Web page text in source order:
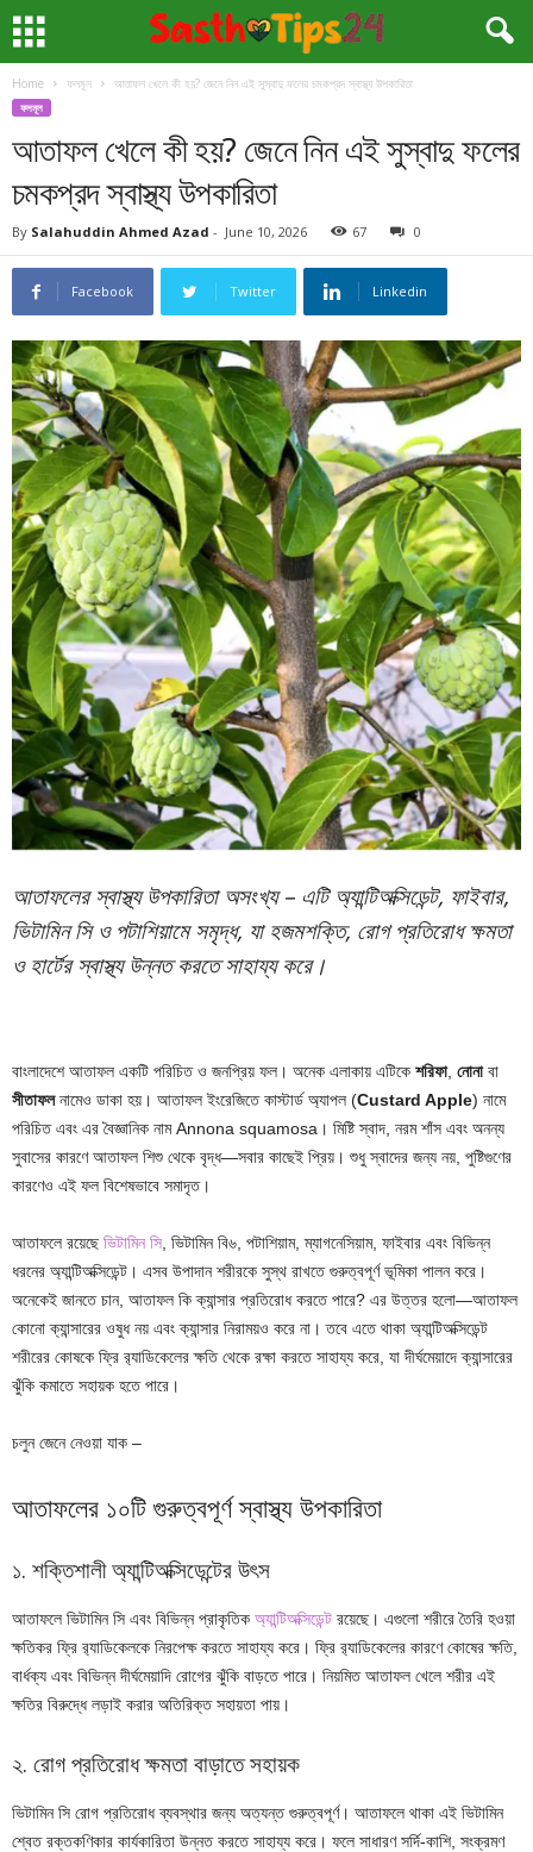
Home ফলমূল আতাফল খেলে কী হয়? জেনে নিন এই সুস্বাদু ফলের চমকপ্রদ স্বাস্থ্য উপকারিতা
ফলমূল
আতাফল খেলে কী হয়? জেনে নিন এই সুস্বাদু ফলের
চমকপ্রদ স্বাস্থ্য উপকারিতা
By Salahuddin Ahmed Azad - June 10, 2026 67 0
Facebook Twitter Linkedin
আতাফলের স্বাস্থ্য উপকারিতা অসংখ্য – এটি অ্যান্টিঅক্সিডেন্ট, ফাইবার,
ভিটামিন সি ও পটাশিয়ামে সমৃদ্ধ, যা হজমশক্তি, রোগ প্রতিরোধ ক্ষমতা
ও হার্টের স্বাস্থ্য উন্নত করতে সাহায্য করে।
বাংলাদেশে আতাফল একটি পরিচিত ও জনপ্রিয় ফল। অনেক এলাকায় এটিকে শরিফা, নোনাবা
সীতাফলনামেও ডাকা হয়। আতাফল ইংরেজিতে কাস্টার্ড অ্যাপল (Custard Apple) নামে
পরিচিত এবং এর বৈজ্ঞানিক নাম Annona squamosa। মিষ্টি স্বাদ, নরম শাঁস এবং অনন্য
সুবাসের কারণে আতাফল শিশু থেকে বৃদ্ধ—সবার কাছেই প্রিয়। শুধু স্বাদের জন্য নয়, পুষ্টিগুণের
কারণেও এই ফল বিশেষভাবে সমাদৃত।
আতাফলে রয়েছে ভিটামিন সি , ভিটামিন বি৬, পটাশিয়াম, ম্যাগনেসিয়াম, ফাইবার এবং বিভিন্ন
ধরনের অ্যান্টিঅক্সিডেন্ট। এসব উপাদান শরীরকে সুস্থ রাখতে গুরুত্বপূর্ণ ভূমিকা পালন করে।
অনেকেই জানতে চান, আতাফল কি ক্যান্সার প্রতিরোধ করতে পারে? এর উত্তর হলো—আতাফল
কোনো ক্যান্সারের ওষুধ নয় এবং ক্যান্সার নিরাময়ও করে না। তবে এতে থাকা অ্যান্টিঅক্সিডেন্ট
শরীরের কোষকে ফ্রি র‌্যাডিকেলের ক্ষতি থেকে রক্ষা করতে সাহায্য করে, যা দীর্ঘমেয়াদে ক্যান্সারের
ঝুঁকি কমাতে সহায়ক হতে পারে।
চলুন জেনে নেওয়া যাক –
আতাফলের ১০টি গুরুত্বপূর্ণ স্বাস্থ্য উপকারিতা
১. শক্তিশালী অ্যান্টিঅক্সিডেন্টের উৎস
আতাফলে ভিটামিন সি এবং বিভিন্ন প্রাকৃতিক অ্যান্টিঅক্সিডেন্ট রয়েছে। এগুলো শরীরে তৈরি হওয়া
ক্ষতিকর ফ্রি র‌্যাডিকেলকে নিরপেক্ষ করতে সাহায্য করে। ফ্রি র‌্যাডিকেলের কারণে কোষের ক্ষতি,
বার্ধক্য এবং বিভিন্ন দীর্ঘমেয়াদি রোগের ঝুঁকি বাড়তে পারে। নিয়মিত আতাফল খেলে শরীর এই
ক্ষতির বিরুদ্ধে লড়াই করার অতিরিক্ত সহায়তা পায়।
২. রোগ প্রতিরোধ ক্ষমতা বাড়াতে সহায়ক
ভিটামিন সি রোগ প্রতিরোধ ব্যবস্থার জন্য অত্যন্ত গুরুত্বপূর্ণ। আতাফলে থাকা এই ভিটামিন
শ্বেত রক্তকণিকার কার্যকারিতা উন্নত করতে সাহায্য করে। ফলে সাধারণ সর্দি-কাশি, সংক্রমণ